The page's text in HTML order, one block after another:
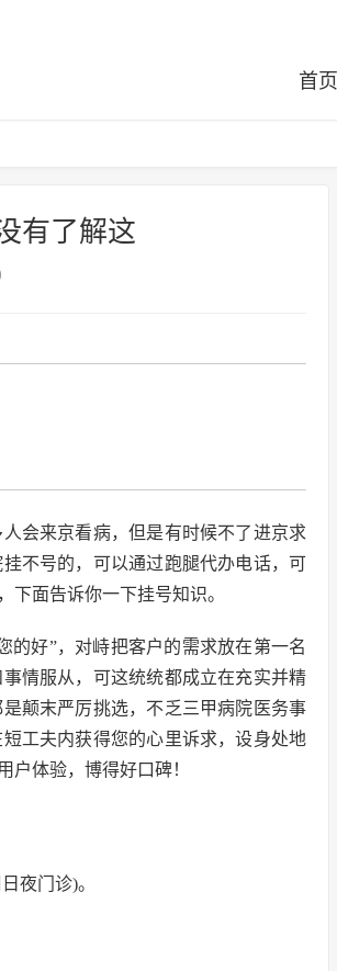
首页
有了解这
会来京看病，但是有时候不了进京求
不号的，可以通过跑腿代办电话，可
面告诉你一下挂号知识。
的好”，对峙把客户的需求放在第一名
情服从，可这统统都成立在充实并精
颠末严厉挑选，不乏三甲病院医务事
工夫内获得您的心里诉求，设身处地
户体验，博得好口碑！
夜门诊)。